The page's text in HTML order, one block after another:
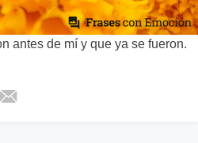
antes de mí y que ya se fueron.